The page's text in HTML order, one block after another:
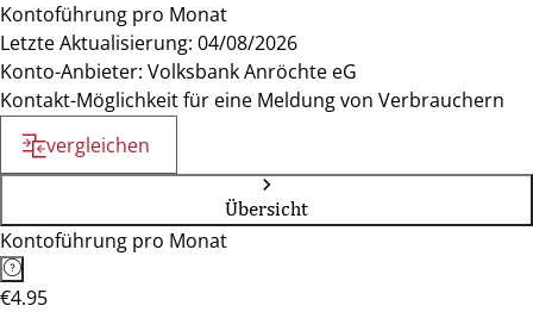
Kontoführung pro Monat
Letzte Aktualisierung: 04/08/2026
Konto-Anbieter: Volksbank Anröchte eG
Kontakt-Möglichkeit für eine Meldung von Verbrauchern
vergleichen
Übersicht
Kontoführung pro Monat
€4.95